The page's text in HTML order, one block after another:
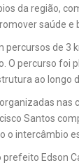
da região,
saúde e
percursos de 3
O percurso foi
ao longo
nas
Santos
o intercâmbio
prefeito Edson